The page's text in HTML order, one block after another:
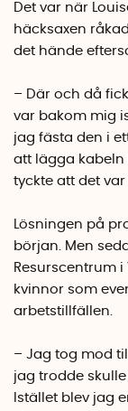
Det var när
häcksaxen
det hände
– Där och då
var bakom mig
jag fästa den i
att lägga kabeln
tyckte att det
Lösningen på
början. Men
Resurscentrum
kvinnor som
arbetstillfällen.
­– Jag tog mod
jag trodde
Istället blev jag